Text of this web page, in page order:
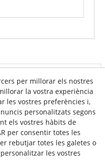
per millorar els nostres
la vostra experiència
les vostres preferències i,
personalitzats segons
els vostres hàbits de
per consentir totes les
rebutjar totes les galetes o
les vostres